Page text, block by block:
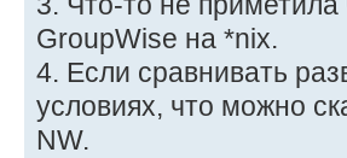
GroupWise на *nix.
4. Если сравнивать
условиях, что можно
NW.